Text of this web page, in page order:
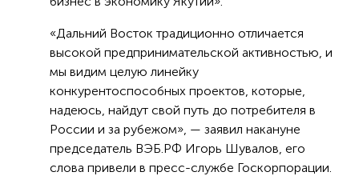
«Дальний Восток традиционно отличается
высокой предпринимательской активностью, и
мы видим целую линейку
конкурентоспособных проектов, которые,
надеюсь, найдут свой путь до потребителя в
России и за рубежом», — заявил накануне
председатель ВЭБ.РФ Игорь Шувалов, его
слова привели в пресс-службе Госкорпорации.